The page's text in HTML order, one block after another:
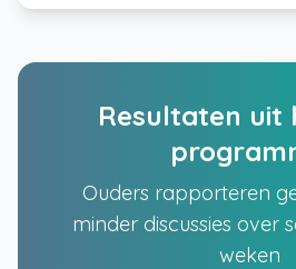
Resultaten uit
Ouders rapporteren
minder discussies over
weken